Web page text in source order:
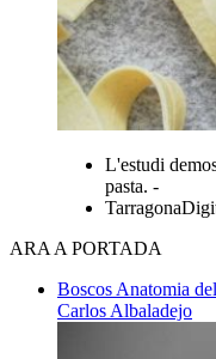
L'estudi
pasta. -
ARA A PORTADA
Boscos Anatomia
Carlos Albaladejo